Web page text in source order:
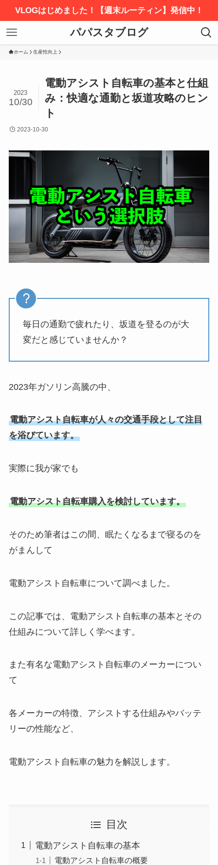
VLOGはじめました！【週末ルーティン】発信中！
パパスタブログ
ホーム 生産性向上
電動アシスト自転車の基本と仕組
み：快適な通勤と坂道攻略のヒン
ト
2023
10/30
2023-10-30
毎日の通勤で疲れたり、坂道を登るのが大
変だと感じていませんか？
2023年ガソリン高騰の中、
電動アシスト自転車が人々の交通手段として注目
を浴びています。
実際に我が家でも
電動アシスト自転車購入を検討しています。
そのため筆者はこの間、眠たくなるまで寝るのを
がまんして
電動アシスト自転車について調べました。
この記事では、電動アシスト自転車の基本とその
仕組みについて詳しく学べます。
また有名な電動アシスト自転車のメーカーについ
て
各メーカーの特徴、アシストする仕組みやバッテ
リーの性能など、
電動アシスト自転車の魅力を解説します。
目次
電動アシスト自転車の基本
電動アシスト自転車の概要